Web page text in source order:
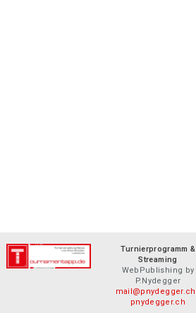
Turnierprogramm &
Streaming
WebPublishing by
P.Nydegger
mail@pnydegger.ch
pnydegger.ch